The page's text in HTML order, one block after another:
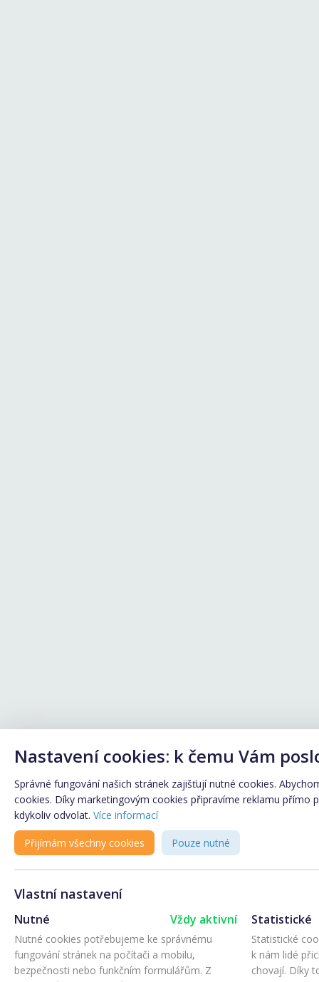
Nastavení cookies: k čemu Vám
Správné fungování našich stránek zajišťují nutné cookies.
cookies. Díky marketingovým cookies připravíme reklamu přímo
kdykoliv odvolat. Více informací
Přijímám všechny cookies Pouze nutné
Vlastní nastavení
Nutné Vždy aktivní
Nutné cookies potřebujeme ke správnému
fungování stránek na počítači a mobilu,
bezpečnosti nebo funkčním formulářům. Z
Statistické
Statistické
k nám lidé
chovají. Díky